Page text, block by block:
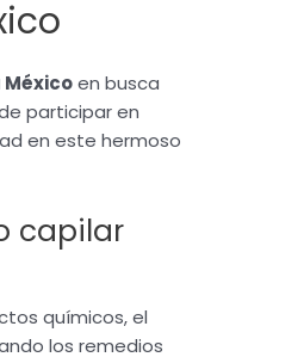
en busca
participar en
en este hermoso
capilar
químicos, el
los remedios